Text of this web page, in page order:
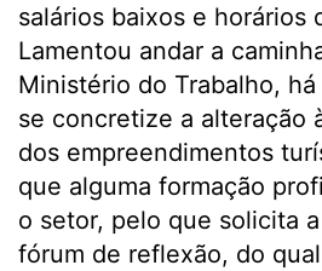
salários baixos e horários
Lamentou andar a
Ministério do Trabalho,
se concretize a alteração
dos empreendimentos
que alguma formação
o setor, pelo que solicita
fórum de reflexão, do